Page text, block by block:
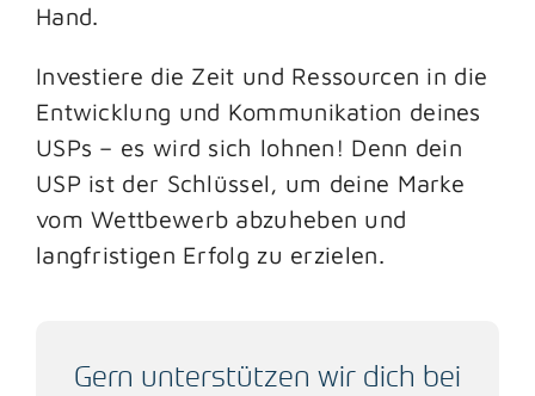
Hand.
Investiere die Zeit und Ressourcen in die
Entwicklung und Kommunikation deines
USPs – es wird sich lohnen! Denn dein
USP ist der Schlüssel, um deine Marke
vom Wettbewerb abzuheben und
langfristigen Erfolg zu erzielen.
Gern unterstützen wir dich bei